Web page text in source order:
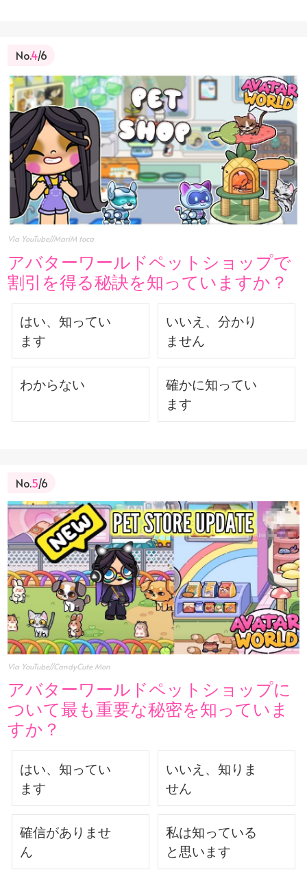
No.4/6
Via YouTube//MariM toca
アバターワールドペットショップで
割引を得る秘訣を知っていますか？
はい、知ってい
ます
いいえ、分かり
ません
わからない
確かに知ってい
ます
No.5/6
Via YouTube//CandyCute Mon
アバターワールドペットショップに
ついて最も重要な秘密を知っていま
すか？
はい、知ってい
ます
いいえ、知りま
せん
確信がありませ
ん
私は知っている
と思います